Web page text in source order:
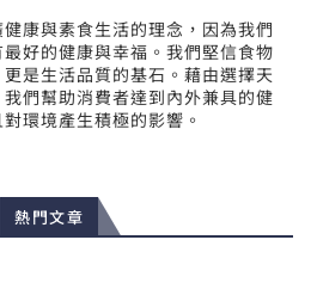
康與素食生活的理念，因為我們
好的健康與幸福。我們堅信食物
是生活品質的基石。藉由選擇天
們幫助消費者達到內外兼具的健
環境產生積極的影響。
熱門文章